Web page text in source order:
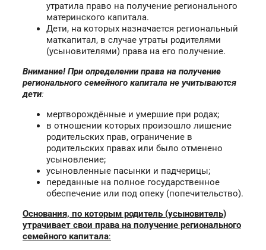
утратила право на получение регионального
материнского капитала.
Дети, на которых назначается региональный
маткапитал, в случае утраты родителями
(усыновителями) права на его получение.
Внимание! При определении права на получение
регионального семейного капитала не учитываются
дети:
мертворождённые и умершие при родах;
в отношении которых произошло лишение
родительских прав, ограничение в
родительских правах или было отменено
усыновление;
усыновленные пасынки и падчерицы;
переданные на полное государственное
обеспечение или под опеку (попечительство).
Основания, по которым родитель (усыновитель)
утрачивает свои права на получение регионального
семейного капитала: